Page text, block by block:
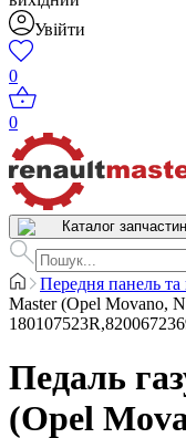
Увійти
0
0
Каталог запчастин
Передня панель та
Master (Opel Movano,
Педаль
(Opel